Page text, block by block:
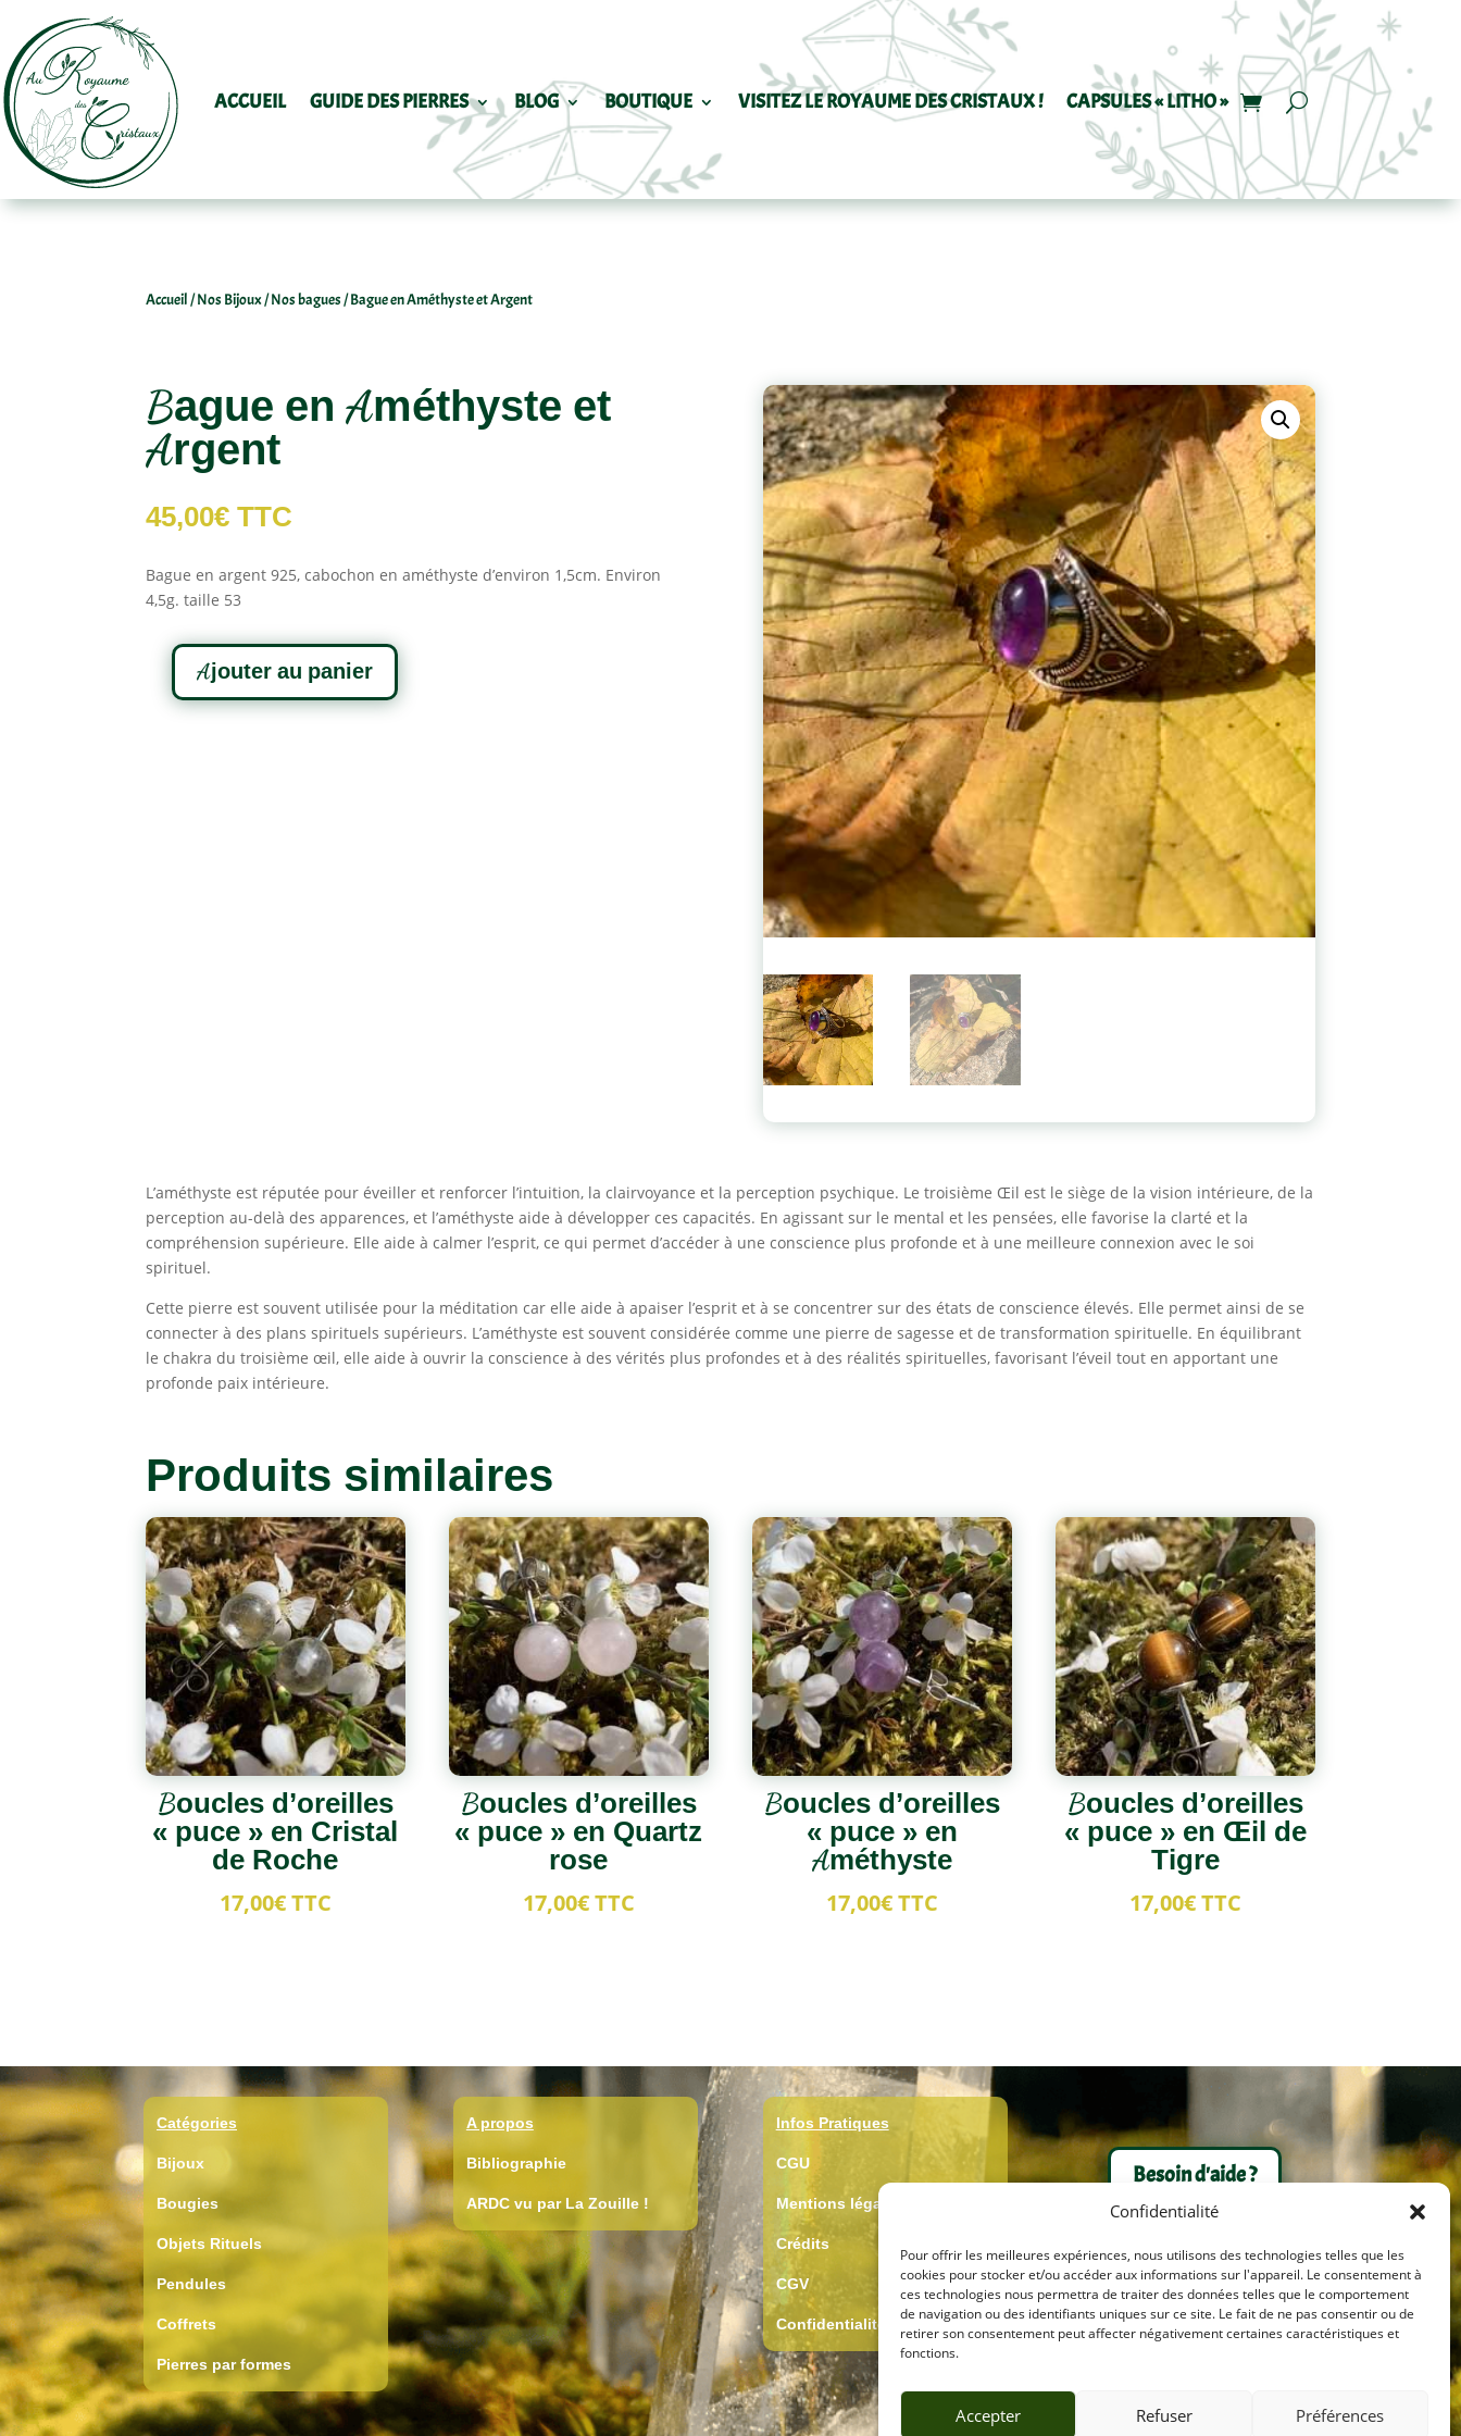
Confidentialité
Pour offrir les meilleures expériences, nous utilisons des technologies telles que les
cookies pour stocker et/ou accéder aux informations sur l'appareil. Le consentement à
ces technologies nous permettra de traiter des données telles que le comportement
de navigation ou des identifiants uniques sur ce site. Le fait de ne pas consentir ou de
retirer son consentement peut affecter négativement certaines caractéristiques et
fonctions.
Accepter Refuser Préférences
ACCUEIL GUIDE DES PIERRES BLOG BOUTIQUE VISITEZ LE ROYAUME DES CRISTAUX ! CAPSULES « LITHO »
Accueil/Nos Bijoux/Nos bagues/ Bague en Améthyste et Argent
Bague en Améthyste et
Argent
45,00€ TTC
Bague en argent 925, cabochon en améthyste d’environ 1,5cm. Environ
4,5g. taille 53
quantitéAjouter au panier
t
L’améthyste est réputée pour éveiller et renforcer l’intuition, la clairvoyance et la perception psychique. Le troisième Œil est le siège de la vision intérieure, de la
perception au-delà des apparences, et l’améthyste aide à développer ces capacités. En agissant sur le mental et les pensées, elle favorise la clarté et la
compréhension supérieure. Elle aide à calmer l’esprit, ce qui permet d’accéder à une conscience plus profonde et à une meilleure connexion avec le soi
spirituel.
Cette pierre est souvent utilisée pour la méditation car elle aide à apaiser l’esprit et à se concentrer sur des états de conscience élevés. Elle permet ainsi de se
connecter à des plans spirituels supérieurs. L’améthyste est souvent considérée comme une pierre de sagesse et de transformation spirituelle. En équilibrant
le chakra du troisième œil, elle aide à ouvrir la conscience à des vérités plus profondes et à des réalités spirituelles, favorisant l’éveil tout en apportant une
profonde paix intérieure.
Produits similaires
Boucles d’oreilles
« puce » en Cristal
de Roche
17,00€TTC
Boucles d’oreilles
« puce » en Quartz
rose
17,00€TTC
Boucles d’oreilles
« puce » en
Améthyste
17,00€TTC
Boucles d’oreilles
« puce » en Œil de
Tigre
17,00€TTC
Catégories
Bijoux
Bougies
Objets Rituels
Pendules
Coffrets
Pierres par formes
A propos
Bibliographie
ARDC vu par La Zouille !
Infos Pratiques
CGU
Mentions légales
Crédits
CGV
Confidentialité
Besoin d'aide ?